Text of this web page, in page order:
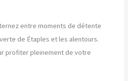
entre moments de détente
de Étaples et les alentours.
profiter pleinement de votre